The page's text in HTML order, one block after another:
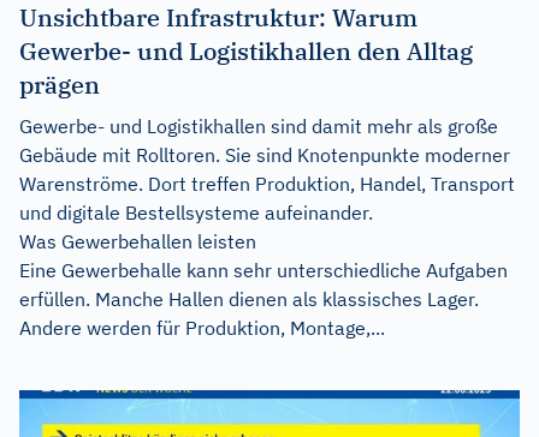
Unsichtbare Infrastruktur: Warum
Gewerbe- und Logistikhallen den Alltag
prägen
Gewerbe- und Logistikhallen sind damit mehr als große
Gebäude mit Rolltoren. Sie sind Knotenpunkte moderner
Warenströme. Dort treffen Produktion, Handel, Transport
und digitale Bestellsysteme aufeinander.
Was Gewerbehallen leisten
Eine Gewerbehalle kann sehr unterschiedliche Aufgaben
erfüllen. Manche Hallen dienen als klassisches Lager.
Andere werden für Produktion, Montage,...